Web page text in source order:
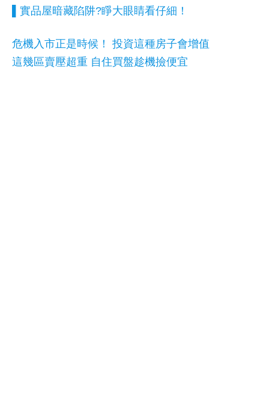
▌實品屋暗藏陷阱?睜大眼睛看仔細！
危機入市正是時候！ 投資這種房子會增值
這幾區賣壓超重 自住買盤趁機撿便宜